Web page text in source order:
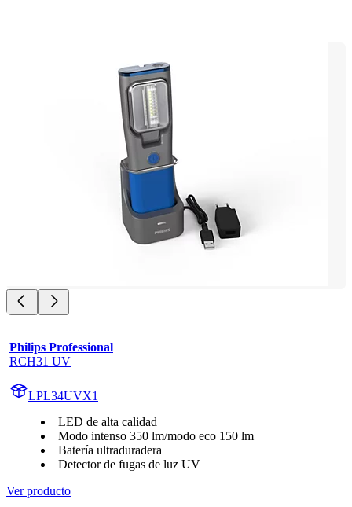
Philips Professional
RCH31 UV
LPL34UVX1
LED de alta calidad
Modo intenso 350 lm/modo eco 150 lm
Batería ultraduradera
Detector de fugas de luz UV
Ver producto